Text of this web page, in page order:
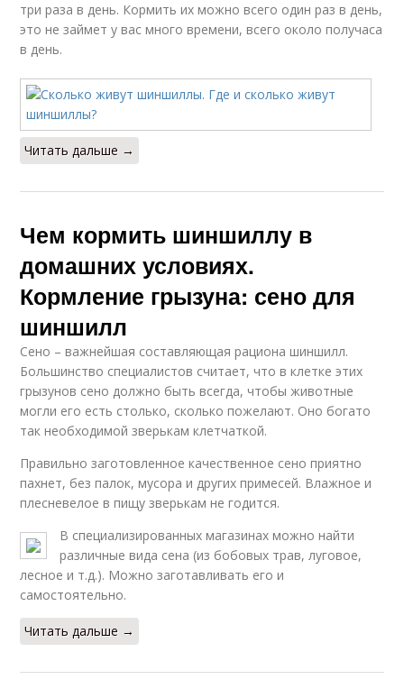
три раза в день. Кормить их можно всего один раз в день,
это не займет у вас много времени, всего около получаса
в день.
Читать дальше →
Чем кормить шиншиллу в
домашних условиях.
Кормление грызуна: сено для
шиншилл
Сено – важнейшая составляющая рациона шиншилл.
Большинство специалистов считает, что в клетке этих
грызунов сено должно быть всегда, чтобы животные
могли его есть столько, сколько пожелают. Оно богато
так необходимой зверькам клетчаткой.
Правильно заготовленное качественное сено приятно
пахнет, без палок, мусора и других примесей. Влажное и
плесневелое в пищу зверькам не годится.
В специализированных магазинах можно найти
различные вида сена (из бобовых трав, луговое,
лесное и т.д.). Можно заготавливать его и
самостоятельно.
Читать дальше →